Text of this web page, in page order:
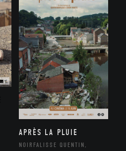
APRÈS LA PLUIE
NOIRFALISSE QUENTIN,